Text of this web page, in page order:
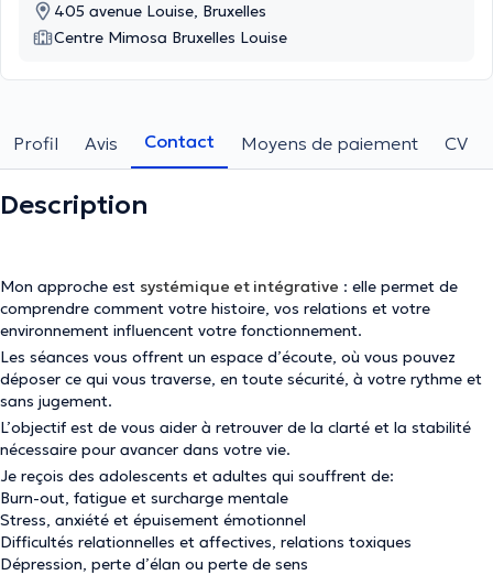
405 avenue Louise, Bruxelles
Centre Mimosa Bruxelles Louise
Profil Avis Contact Moyens de paiement CV
Description
Mon approche est systémique et intégrative : elle permet de
comprendre comment votre histoire, vos relations et votre
environnement influencent votre fonctionnement.
Les séances vous offrent un espace d’écoute, où vous pouvez
déposer ce qui vous traverse, en toute sécurité, à votre rythme et
sans jugement.
L’objectif est de vous aider à retrouver de la clarté et la stabilité
nécessaire pour avancer dans votre vie.
Je reçois des adolescents et adultes qui souffrent de:
Burn-out, fatigue et surcharge mentale
Stress, anxiété et épuisement émotionnel
Difficultés relationnelles et affectives, relations toxiques
Dépression, perte d’élan ou perte de sens